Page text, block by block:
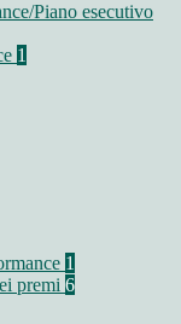
Piano esecutivo
1
1
premi 6